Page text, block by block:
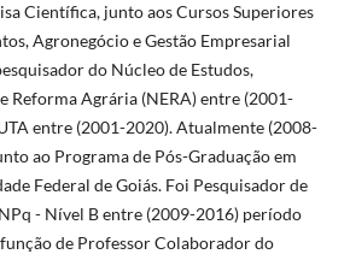
Científica, junto aos Cursos Superiores
Agronegócio e Gestão Empresarial
do Núcleo de Estudos,
Reforma Agrária (NERA) entre (2001-
entre (2001-2020). Atualmente (2008-
ao Programa de Pós-Graduação em
Federal de Goiás. Foi Pesquisador de
- Nível B entre (2009-2016) período
de Professor Colaborador do